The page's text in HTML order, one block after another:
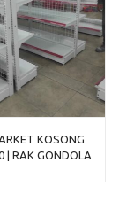
KOSONG
| RAK GONDOLA